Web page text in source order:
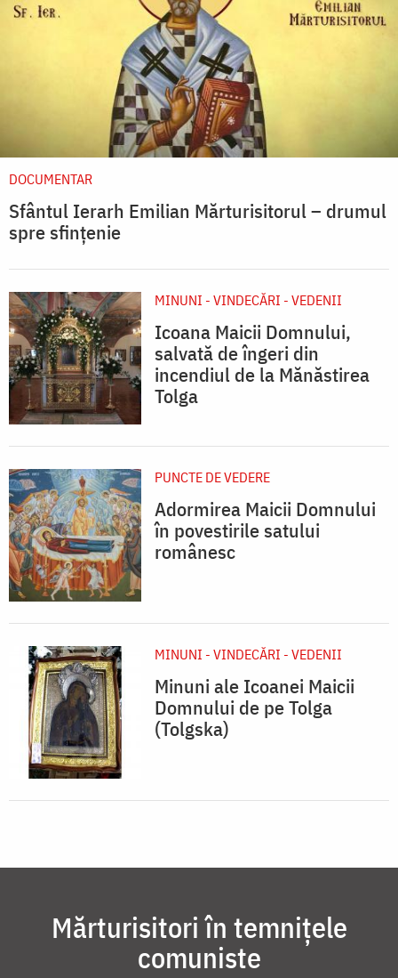
DOCUMENTAR
Sfântul Ierarh Emilian Mărturisitorul – drumul
spre sfințenie
MINUNI - VINDECĂRI - VEDENII
Icoana Maicii Domnului,
salvată de îngeri din
incendiul de la Mănăstirea
Tolga
PUNCTE DE VEDERE
Adormirea Maicii Domnului
în povestirile satului
românesc
MINUNI - VINDECĂRI - VEDENII
Minuni ale Icoanei Maicii
Domnului de pe Tolga
(Tolgska)
Mărturisitori în temnițele
comuniste